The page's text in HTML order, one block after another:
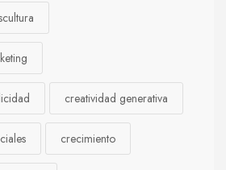
creatividad generativa
crecimiento